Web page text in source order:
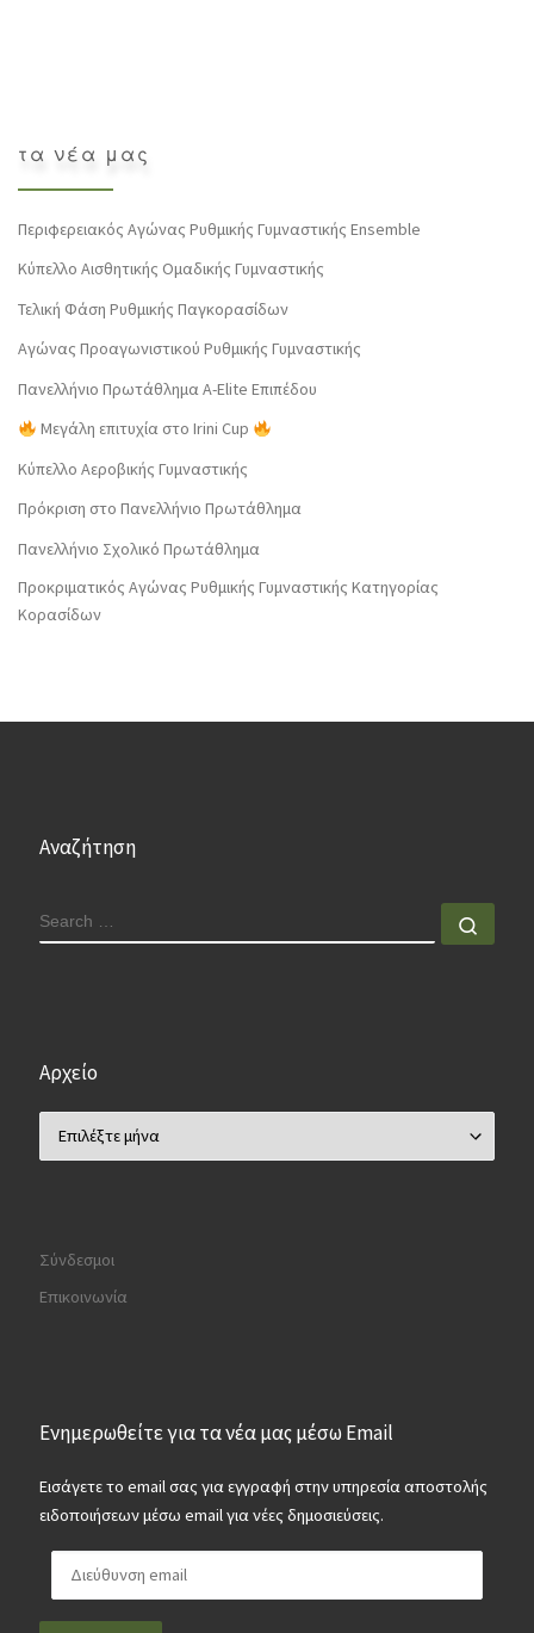
τα νέα μας
Περιφερειακός Αγώνας Ρυθμικής Γυμναστικής Ensemble
Κύπελλο Αισθητικής Ομαδικής Γυμναστικής
Τελική Φάση Ρυθμικής Παγκορασίδων
Αγώνας Προαγωνιστικού Ρυθμικής Γυμναστικής
Πανελλήνιο Πρωτάθλημα Α-Elite Επιπέδου
Μεγάλη επιτυχία στο Irini Cup
Κύπελλο Αεροβικής Γυμναστικής
Πρόκριση στο Πανελλήνιο Πρωτάθλημα
Πανελλήνιο Σχολικό Πρωτάθλημα
Προκριματικός Αγώνας Ρυθμικής Γυμναστικής Κατηγορίας
Κορασίδων
Αναζήτηση
SEARCH
Αρχείο
Σύνδεσμοι
Επικοινωνία
Ενημερωθείτε για τα νέα μας μέσω Email
Εισάγετε το email σας για εγγραφή στην υπηρεσία αποστολής
ειδοποιήσεων μέσω email για νέες δημοσιεύσεις.